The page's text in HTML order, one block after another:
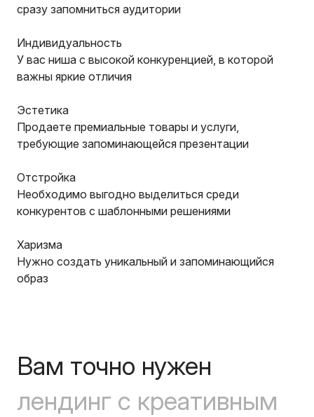
сразу запомниться аудитории
Индивидуальность
У вас ниша с высокой конкуренцией, в которой
важны яркие отличия
Эстетика
Продаете премиальные товары и услуги,
требующие запоминающейся презентации
Отстройка
Необходимо выгодно выделиться среди
конкурентов с шаблонными решениями
Харизма
Нужно создать уникальный и запоминающийся
образ
Вам точно нужен
лендинг с креативным